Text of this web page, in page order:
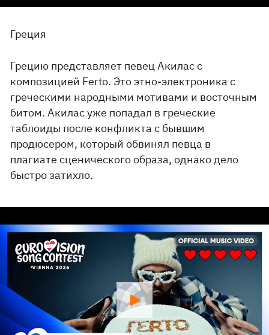
Греция
Грецию представляет певец Акилас с
композицией Ferto. Это этно-электроника с
греческими народными мотивами и восточным
битом. Акилас уже попадал в греческие
таблоиды после конфликта с бывшим
продюсером, который обвинял певца в
плагиате сценического образа, однако дело
быстро затихло.